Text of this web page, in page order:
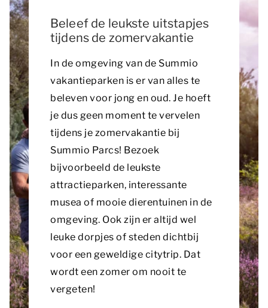
Beleef de leukste uitstapjes
tijdens de zomervakantie
In de omgeving van de Summio
vakantieparken is er van alles te
beleven voor jong en oud. Je hoeft
je dus geen moment te vervelen
tijdens je zomervakantie bij
Summio Parcs! Bezoek
bijvoorbeeld de leukste
attractieparken, interessante
musea of mooie dierentuinen in de
omgeving. Ook zijn er altijd wel
leuke dorpjes of steden dichtbij
voor een geweldige citytrip. Dat
wordt een zomer om nooit te
vergeten!